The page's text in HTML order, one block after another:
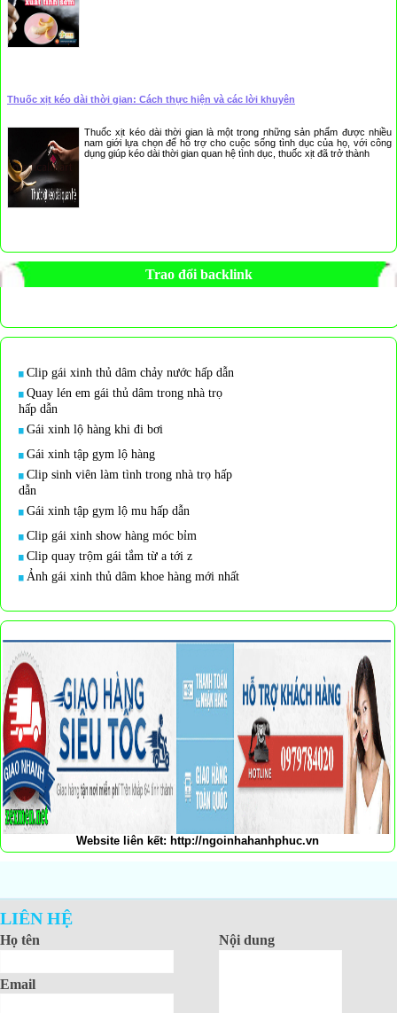
Thuốc xịt kéo dài thời gian: Cách thực hiện và các lời khuyên
Thuốc xịt kéo dài thời gian là một trong những sản phẩm được nhiều
nam giới lựa chọn để hỗ trợ cho cuộc sống tình dục của họ, với công
dụng giúp kéo dài thời gian quan hệ tình dục, thuốc xịt đã trở thành
Trao đổi backlink
Clip gái xinh thủ dâm chảy nước hấp dẫn
Quay lén em gái thủ dâm trong nhà trọ
hấp dẫn
Gái xinh lộ hàng khi đi bơi
Gái xinh tập gym lộ hàng
Clip sinh viên làm tình trong nhà trọ hấp
dẫn
Gái xinh tập gym lộ mu hấp dẫn
Clip gái xinh show hàng móc bỉm
Clip quay trộm gái tắm từ a tới z
Ảnh gái xinh thủ dâm khoe hàng mới nhất
Website liên kết: http://ngoinhahanhphuc.vn
LIÊN HỆ
Họ tên
Email
Nội dung